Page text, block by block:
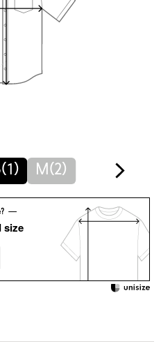
ンセプトにした東京ブランド。
、家族に引き継がれるような特
と共に繋いでいく事を願ってい
な物作りは伝承される中で文化
けるために。
、「洗濯表示」がございます
さい。
ソコンなどの閲覧環境によ
画像をご参照ください。
のUNITED ARROWS各店舗ま
M(2)
size